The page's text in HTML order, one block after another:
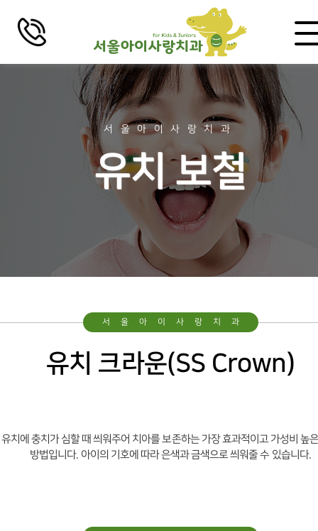
로그인 회원가입
치과소개
인사말
비전 및 미션
의료진 소개
걸어온 길
장비
진정치료
서울아이사랑치과
유치 보철
서울아이사랑치과
유치 크라운(SS Crown)
유치에 충치가 심할 때 씌워주어 치아를 보존하는 가장 효과적이고 가성비 높
방법입니다. 아이의 기호에 따라 은색과 금색으로 씌워줄 수 있습니다.